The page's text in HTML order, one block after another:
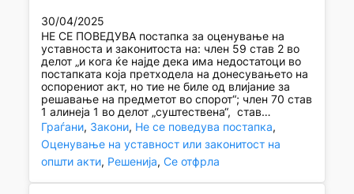
30/04/2025
НЕ СЕ ПОВЕДУВА постапка за оценување на
уставноста и законитоста на: член 59 став 2 во
делот „и кога ќе најде дека има недостатоци во
постапката која претходела на донесувањето на
оспорениот акт, но тие не биле од влијание за
решавање на предметот во спорот“; член 70 став
1 алинеја 1 во делот „суштествена“, став…
Граѓани, Закони, Не се поведува постапка
Оценување на уставност или законитост на
општи акти, Решенија, Се отфрла